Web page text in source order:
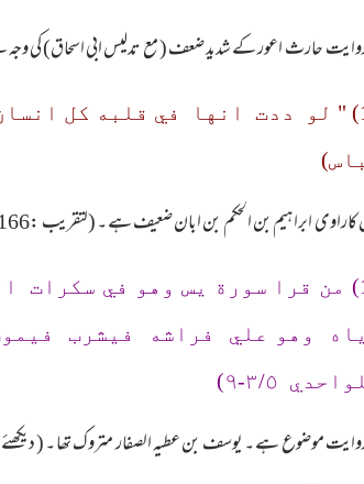
حارث اعور کے شدید ضعف ( مع تدلیس ابی اسحاق)
ابراہیم بن الحکم بن ابان ضعیف ہے ۔ (لتقریب :166)
11) من قرا سورة يس وهو في
وهو علي فراشه فيشرب
٣/٥-٩)
موضوع ہے ۔ یوسف بن عطیہ الصفار متروک تھا ۔ ( دیکھئے